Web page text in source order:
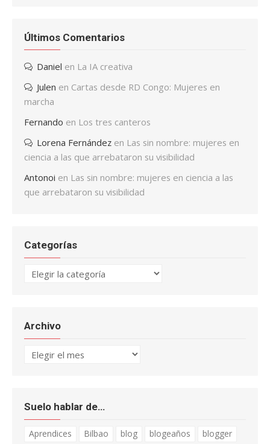
Últimos Comentarios
Daniel en La IA creativa
Julen en Cartas desde RD Congo: Mujeres en
marcha
Fernando en Los tres canteros
Lorena Fernández en Las sin nombre: mujeres en
ciencia a las que arrebataron su visibilidad
Antonoi en Las sin nombre: mujeres en ciencia a las
que arrebataron su visibilidad
Categorías
Categorías
Archivo
Archivo
Suelo hablar de…
Aprendices Bilbao blog blogeaños
blogger